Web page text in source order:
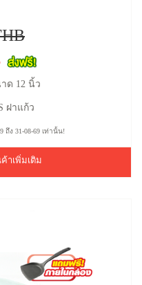
ด 12 นิ้ว
ฝาแก้ว
ถึง 31-08-69 เท่านั้น!
าเพิ่มเติม